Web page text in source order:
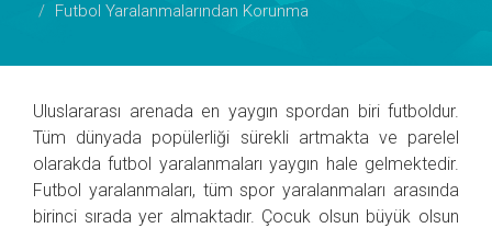
Futbol Yaralanmalarından Korunma
Uluslararası arenada en yaygın spordan biri futboldur.
Tüm dünyada popülerliği sürekli artmakta ve parelel
olarakda futbol yaralanmaları yaygın hale gelmektedir.
Futbol yaralanmaları, tüm spor yaralanmaları arasında
birinci sırada yer almaktadır. Çocuk olsun büyük olsun